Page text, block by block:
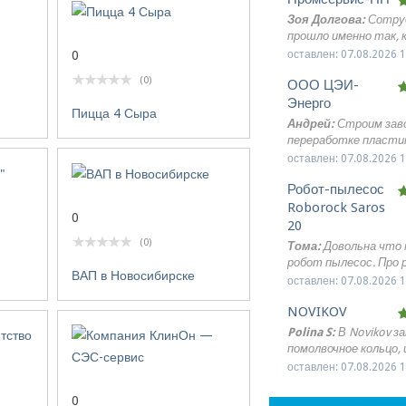
0
(0)
Пицца 4 Сыра
0
(0)
ВАП в Новосибирске
0
Зоя Долгова:
прошло именно так,
рассчитывали. От
организовано без
вопросов и задержек.
компания для
медицинской мебели.
оставлен: 07.08.2026
ООО ЦЭИ-
Энерго
Андрей:Строим
переработке
участке, который
промышленная зона,
свалкой. Заказали
изыскания. Ваши
не просто пробурили
а сделали
профилирование,
показало глубину
Оказалось, слой
достигает 6
рекомендации по
и устройству
скорректировали
оставлен: 07.08.2026
Робот-пылесос
Roborock Saros
20
Тома:Довольна что
робот пылесос. Про
читала обзоры, мне
самостоятельный и
хорошо. Для
детьми, кошкой и
пылесос оказался
оставлен: 07.08.2026
NOVIKOV
Polina S:В Novikov
помолвочное
очень приятный
отвечал на все мои
оставлен: 07.08.2026